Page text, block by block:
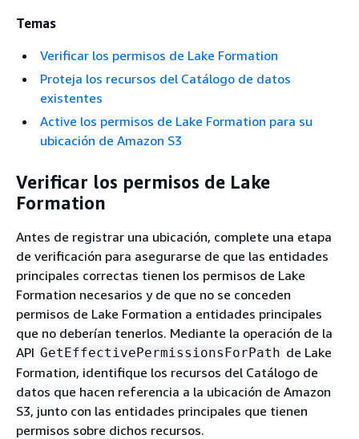
Temas
Verificar los permisos de Lake Formation
Proteja los recursos del Catálogo de datos
existentes
Active los permisos de Lake Formation para su
ubicación de Amazon S3
Verificar los permisos de Lake
Formation
Antes de registrar una ubicación, complete una etapa
de verificación para asegurarse de que las entidades
principales correctas tienen los permisos de Lake
Formation necesarios y de que no se conceden
permisos de Lake Formation a entidades principales
que no deberían tenerlos. Mediante la operación de la
API GetEffectivePermissionsForPath de Lake
Formation, identifique los recursos del Catálogo de
datos que hacen referencia a la ubicación de Amazon
S3, junto con las entidades principales que tienen
permisos sobre dichos recursos.